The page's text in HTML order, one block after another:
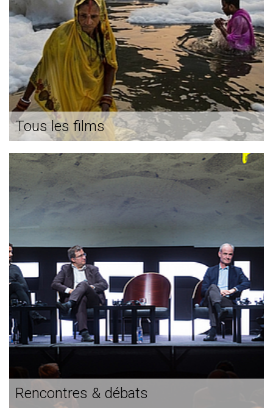
Tous les films
Rencontres & débats